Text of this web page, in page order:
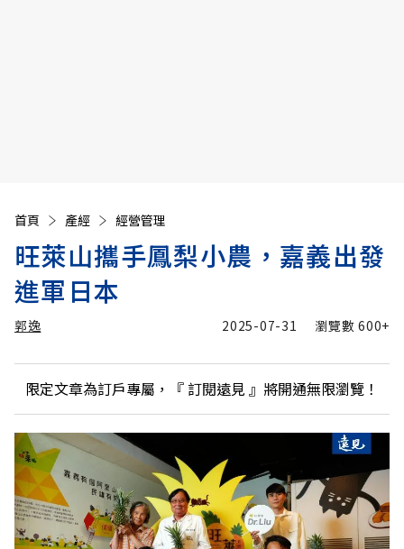
首頁 產經 經營管理
旺萊山攜手鳳梨小農，嘉義出發
進軍日本
郭逸 2025-07-31 瀏覽數600+
限定文章為訂戶專屬，『訂閱遠見 』將開通無限瀏覽！